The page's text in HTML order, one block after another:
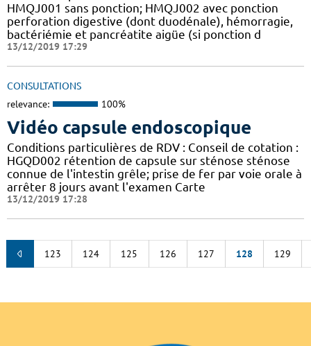
HMQJ001 sans ponction; HMQJ002 avec ponction
perforation digestive (dont duodénale), hémorragie,
bactériémie et pancréatite aigüe (si ponction d
13/12/2019 17:29
CONSULTATIONS
relevance: 100%
Vidéo capsule endoscopique
Conditions particulières de RDV : Conseil de cotation :
HGQD002 rétention de capsule sur sténose sténose
connue de l'intestin grêle; prise de fer par voie orale à
arrêter 8 jours avant l'examen Carte
13/12/2019 17:28
123 124 125 126 127 128 129